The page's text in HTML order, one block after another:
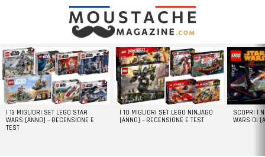
LATEST
STORIES
I 13 MIGLIORI SET LEGO STAR
WARS [ANNO] – RECENSIONE E
TEST
I 10 MIGLIORI SET LEGO NINJAGO
[ANNO] – RECENSIONE E TEST
SCOPRI I
WARS DI